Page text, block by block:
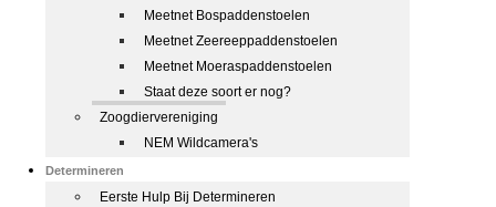
Meetnet Bospaddenstoelen
Meetnet Zeereeppaddenstoelen
Meetnet Moeraspaddenstoelen
Staat deze soort er nog?
Zoogdiervereniging
NEM Wildcamera's
Determineren
Eerste Hulp Bij Determineren